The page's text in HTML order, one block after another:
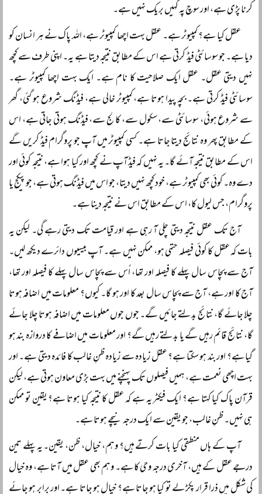
کرنا پڑی ہے، اور سوچ پہ کہیں بریک نہیں ہے۔
عقل کیا ہے؟ کمپیوٹر ہے۔ عقل بہت اچھا کمپیوٹر ہے، اللہ پاک نے ہر انسان کو
دیا ہے۔ جو سوسائٹی فیڈ کرتی ہے اس کے مطابق نتیجہ دیتا ہے یہ۔ اپنی طرف سے کچھ
نہیں دیتی عقل۔ عقل ایک صلاحیت کا نام ہے۔ ایک بہت اچھا کمپیوٹر ہے۔
سوسائٹی فیڈ کرتی ہے۔ بچہ پیدا ہوتا ہے، کمپیوٹر خالی ہے، فیڈنگ شروع ہو گئی، گھر
سے شروع ہوئی، سوسائٹی سے، سکول سے، کالج سے، فیڈنگ ہوتی جاتی ہے، اس
کے مطابق پھر وہ نتائج دیتا جاتا ہے۔ کسی کمپیوٹر میں آپ جو پروگرام فیڈ کریں گے
اس کے مطابق نتیجہ آئے گا۔ یہ نہیں کہ فیڈ آپ نے کچھ اور کیا ہوا ہے، نتیجہ کوئی اور
دے وہ۔ کوئی بھی کمپیوٹر ہے، خود کچھ نہیں دیتا، جو اس میں فیڈنگ ہوتی ہے، جو پیکج یا
پروگرام، جس لیول کا، اس کے مطابق اس نے نتیجہ دینا ہے۔
آج تک عقل نتیجہ دیتی چلی آ رہی ہے اور قیامت تک دیتی رہے گی۔ لیکن یہ
بات کہ عقل کا کوئی فیصلہ حتمی ہو، ممکن نہیں ہے۔ آپ بیسیوں دائرے دیکھ لیں۔
آج سے پچاس سال پہلے کا فیصلہ اور تھا، اُس سے پچاس سال پہلے کا فیصلہ اور تھا،
آج کا اور ہے، آج سے پچاس سال بعد کا اور ہو گا۔ کیوں؟ معلومات میں اضافہ ہوتا
چلا جائے گا، نتائج بدلتے جائیں گے۔ جوں جوں معلومات میں اضافہ ہوتا چلا جائے
گا، نتائج قائم رہیں گے یا بدلتے رہیں گے؟ اور معلومات میں اضافے کا دروازہ بند ہو
گیا ہے؟ اور بند ہو سکتا ہے؟ عقل زیادہ سے زیادہ ظنِ غالب کا فائدہ دیتی ہے۔ اور
بہت اچھی نعمت ہے، ہمیں فیصلوں تک پہنچنے میں بہت بڑی معاون ہوتی ہے، لیکن
قرآن پاک کیا کہتا ہے؟ ایک فیکٹر یہ ہے کہ عقل کا نتیجہ کیا ہوتا ہے؟ یقین تو ممکن
ہی نہیں۔ ظنِ غالب، جو یقین سے ایک درجہ نیچے ہوتا ہے۔
آپ کے ہاں منطقی کیا بات کرتے ہیں؟ وہم، خیال، ظن، یقین۔ یہ پہلے تین
درجے عقل کے ہیں، آخری درجہ وحی کا ہے۔ وہم بھی عقل میں آتا ہے، وہ خیال
کی شکل میں ذرا قرار پکڑ لے تو کیا ہو جاتا ہے؟ خیال ہو جاتا ہے۔ اور برابر ہو جائے